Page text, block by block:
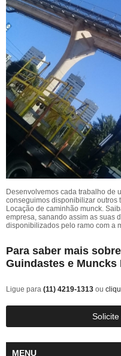
Desenvolvemos cada trabalho de
conseguimos disponibilizar outros
Locação de caminhão munck.
empresa, sanando assim as suas
disponibilizados pelo ramo com a
Para saber mais
Guindastes e Muncks
Ligue para (11) 4219-1313 ou
MENU